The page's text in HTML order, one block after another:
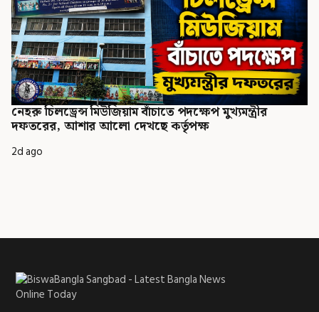
নেহরু চিলড্রেন্স মিউজিয়াম বাঁচাতে পদক্ষেপ মুখ্যমন্ত্রীর
দফতরের, আশার আলো দেখছে কর্তৃপক্ষ
2d ago